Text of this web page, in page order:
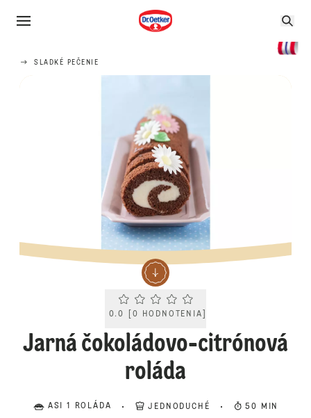
SLADKÉ PEČENIE
Current rating 0.0. Click to rate.
0.0 0 HODNOTENIA
Jarná čokoládovo-citrónová
roláda
ASI 1 ROLÁDA JEDNODUCHÉ 50 MIN